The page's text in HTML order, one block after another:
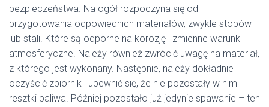
bezpieczeństwa. Na ogół rozpoczyna się od
przygotowania odpowiednich materiałów, zwykle stopów
lub stali. Które są odporne na korozję i zmienne warunki
atmosferyczne. Należy również zwrócić uwagę na materiał,
z którego jest wykonany. Następnie, należy dokładnie
oczyścić zbiornik i upewnić się, że nie pozostały w nim
resztki paliwa. Później pozostało już jedynie spawanie – ten